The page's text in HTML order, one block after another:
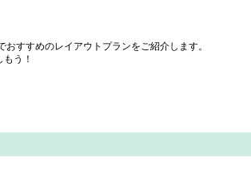
すすめのレイアウトプランをご紹介します。
う！